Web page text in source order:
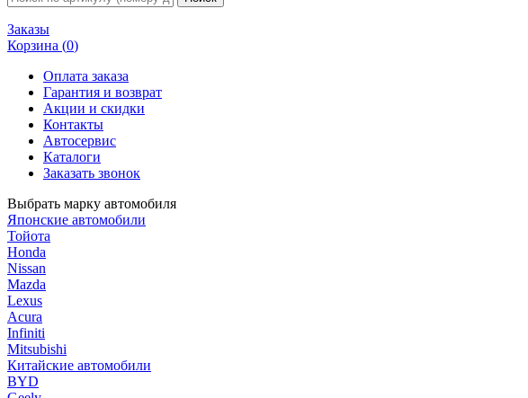
Заказы
Корзина (0)
Оплата заказа
Гарантия и возврат
Акции и скидки
Контакты
Автосервис
Каталоги
Заказать звонок
Выбрать марку автомобиля
Японские автомобили
Тойота
Honda
Nissan
Mazda
Lexus
Acura
Infiniti
Mitsubishi
Китайские автомобили
BYD